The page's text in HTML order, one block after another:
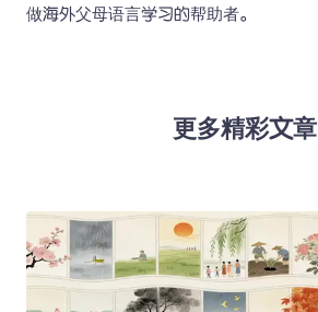
做海外父母语言学习的帮助者。
更多精彩文章